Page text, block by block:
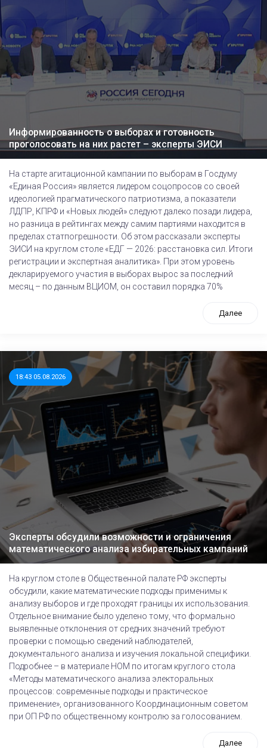
Информированность о выборах и готовность
проголосовать на них растет – эксперты ЭИСИ
На старте агитационной кампании по выборам в Госдуму
«Единая Россия» является лидером соцопросов со своей
идеологией прагматического патриотизма, а показатели
ЛДПР, КПРФ и «Новых людей» следуют далеко позади лидера,
но разница в рейтингах между самим партиями находится в
пределах статпогрешности. Об этом рассказали эксперты
ЭИСИ на круглом столе «ЕДГ — 2026: расстановка сил. Итоги
регистрации и экспертная аналитика». При этом уровень
декларируемого участия в выборах вырос за последний
месяц – по данным ВЦИОМ, он составил порядка 70%
Далее
18:43 05.08.2026
Эксперты обсудили возможности и ограничения
математического анализа избирательных кампаний
На круглом столе в Общественной палате РФ эксперты
обсудили, какие математические подходы применимы к
анализу выборов и где проходят границы их использования.
Отдельное внимание было уделено тому, что формально
выявленные отклонения от средних значений требуют
проверки с помощью сведений наблюдателей,
документального анализа и изучения локальной специфики.
Подробнее – в материале НОМ по итогам круглого стола
«Методы математического анализа электоральных
процессов: современные подходы и практическое
применение», организованного Координационным советом
при ОП РФ по общественному контролю за голосованием.
Далее